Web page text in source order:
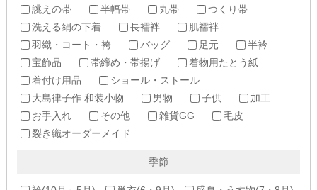
誂えの帯 半幅帯 丸帯
つくり帯
洗える絹の下着
長襦袢
肌襦袢
羽織・コート・袴
バッグ 足元
半衿
宝飾品
帯締め・帯揚げ
着物用たとう紙
着付け用品
ショール・ストール
大島律子作 和装小物
男物 子供
加工
お手入れ
その他 雑貨GG
毛皮
裂き織オーダーメイド
季節